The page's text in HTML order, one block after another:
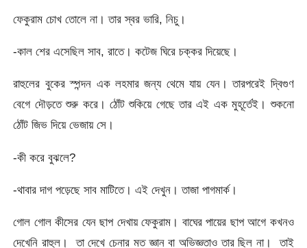
ফেকুরাম চোখ তোলে না। তার স্বর ভারি, নিচু।
-কাল শের এসেছিল সাব, রাতে। কটেজ ঘিরে চক্কর দিয়েছে।
রাহুলের বুকের স্পন্দন এক লহমার জন্য থেমে যায় যেন। তারপরেই দ্বিগুণ
বেগে দৌড়তে শুরু করে। ঠোঁট শুকিয়ে গেছে তার এই এক মুহূর্তেই। শুকনো
ঠোঁট জিভ দিয়ে ভেজায় সে।
-কী করে বুঝলে?
-থাবার দাগ পড়েছে সাব মাটিতে। এই দেখুন। তাজা পাগমার্ক।
গোল গোল কীসের যেন ছাপ দেখায় ফেকুরাম। বাঘের পায়ের ছাপ আগে কখনও
দেখেনি রাহুল। তা দেখে চেনার মত জ্ঞান বা অভিজ্ঞতাও তার ছিল না। তাই